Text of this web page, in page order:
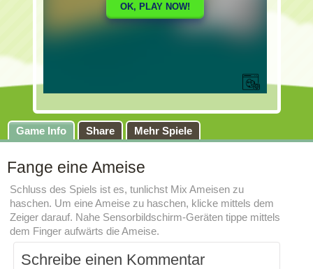
Game Info Share Mehr Spiele
Fange eine Ameise
Schluss des Spiels ist es, tunlichst Mix Ameisen zu
haschen. Um eine Ameise zu haschen, klicke mittels dem
Zeiger darauf. Nahe Sensorbildschirm-Geräten tippe mittels
dem Finger aufwärts die Ameise.
Schreibe einen Kommentar